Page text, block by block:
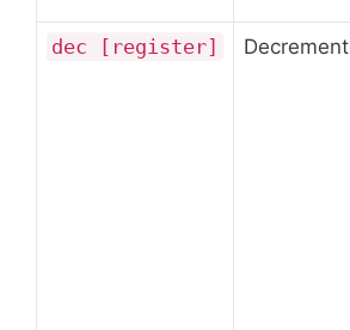
dec [register] Decrement